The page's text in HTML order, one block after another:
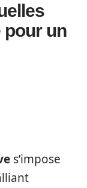
pour un
s’impose